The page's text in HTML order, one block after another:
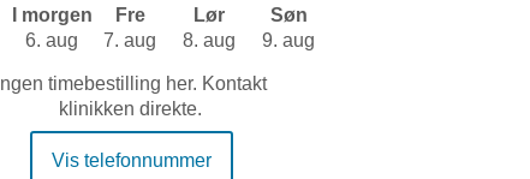
I morgen
6. aug
Fre
7. aug
Lør
8. aug
Søn
9. aug
Ingen timebestilling her. Kontakt
klinikken direkte.
Vis telefonnummer